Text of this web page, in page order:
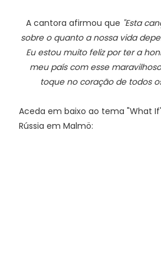
A cantora afirmou que "Esta
sobre o quanto a nossa vida
Eu estou muito feliz por ter a
meu país com esse
toque no coração de todos
Aceda em baixo ao tema "What
Rússia em Malmö: